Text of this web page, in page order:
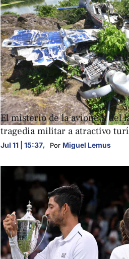
FOTOGALERÍAS
El misterio de la avioneta del
tragedia militar a atractivo
Jul 11 | 15:37, Por Miguel Lemus